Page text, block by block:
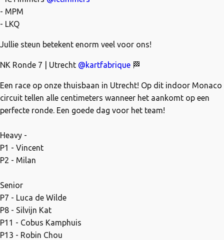
- MPM
- LKQ
Jullie steun betekent enorm veel voor ons!
NK Ronde 7 | Utrecht @kartfabrique 🏁
Een race op onze thuisbaan in Utrecht! Op dit indoor Monaco
circuit tellen alle centimeters wanneer het aankomt op een
perfecte ronde. Een goede dag voor het team!
Heavy -
P1 - Vincent
P2 - Milan
Senior
P7 - Luca de Wilde
P8 - Silvijn Kat
P11 - Cobus Kamphuis
P13 - Robin Chou